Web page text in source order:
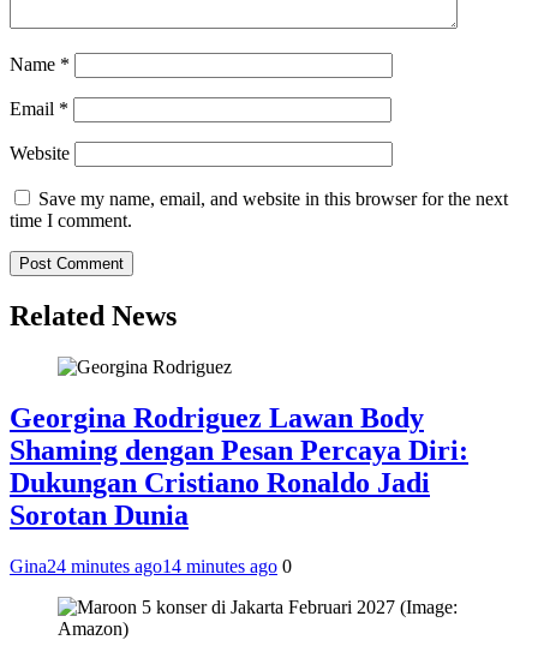
Name *
Email *
Website
Save my name, email, and website in this browser for the next
time I comment.
Related News
Georgina Rodriguez Lawan Body
Shaming dengan Pesan Percaya Diri:
Dukungan Cristiano Ronaldo Jadi
Sorotan Dunia
Gina24 minutes ago14 minutes ago 0